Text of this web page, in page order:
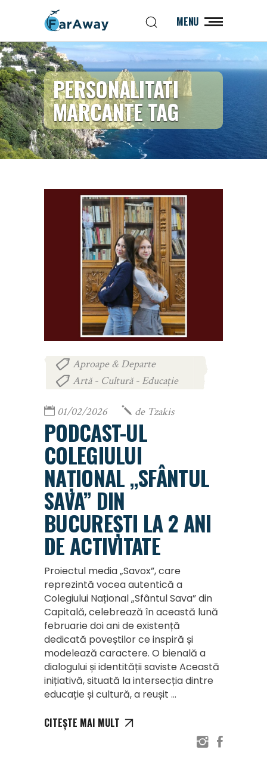
MENU
PERSONALITATI
MARCANTE TAG
Aproape & Departe
Artă - Cultură - Educație
01/02/2026 de Tzakis
PODCAST-UL
COLEGIULUI
NAȚIONAL „SFÂNTUL
SAVA” DIN
BUCUREȘTI LA 2 ANI
DE ACTIVITATE
Proiectul media „Savox”, care
reprezintă vocea autentică a
Colegiului Național „Sfântul Sava” din
Capitală, celebrează în această lună
februarie doi ani de existență
dedicată poveștilor ce inspiră și
modelează caractere. O bienală a
dialogului și identității saviste Această
inițiativă, situată la intersecția dintre
educație și cultură, a reușit
CITEȘTE MAI MULT